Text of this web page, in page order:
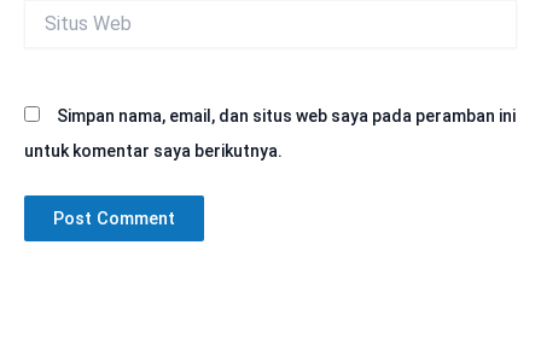
Web
Simpan nama, email, dan situs web saya pada peramban ini
untuk komentar saya berikutnya.